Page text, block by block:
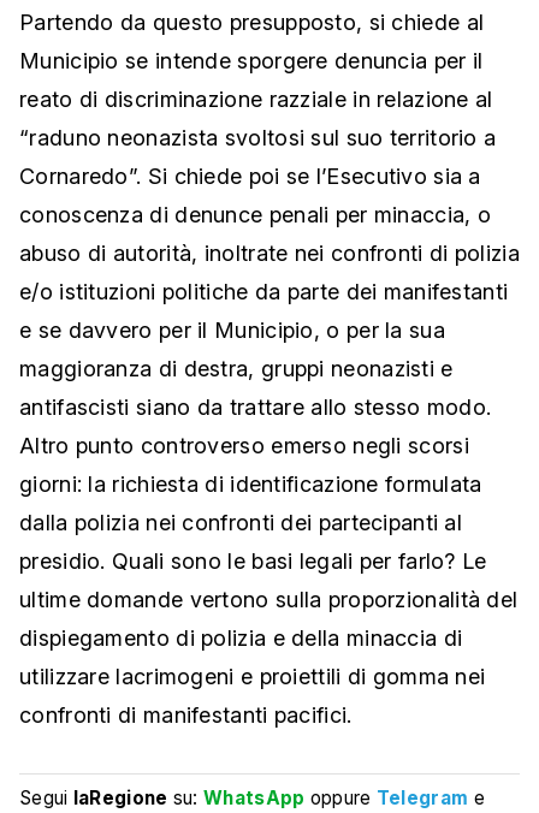
Partendo da questo presupposto, si chiede al
Municipio se intende sporgere denuncia per il
reato di discriminazione razziale in relazione al
“raduno neonazista svoltosi sul suo territorio a
Cornaredo”. Si chiede poi se l’Esecutivo sia a
conoscenza di denunce penali per minaccia, o
abuso di autorità, inoltrate nei confronti di polizia
e/o istituzioni politiche da parte dei manifestanti
e se davvero per il Municipio, o per la sua
maggioranza di destra, gruppi neonazisti e
antifascisti siano da trattare allo stesso modo.
Altro punto controverso emerso negli scorsi
giorni: la richiesta di identificazione formulata
dalla polizia nei confronti dei partecipanti al
presidio. Quali sono le basi legali per farlo? Le
ultime domande vertono sulla proporzionalità del
dispiegamento di polizia e della minaccia di
utilizzare lacrimogeni e proiettili di gomma nei
confronti di manifestanti pacifici.
Segui laRegione su:WhatsApp oppure Telegram e